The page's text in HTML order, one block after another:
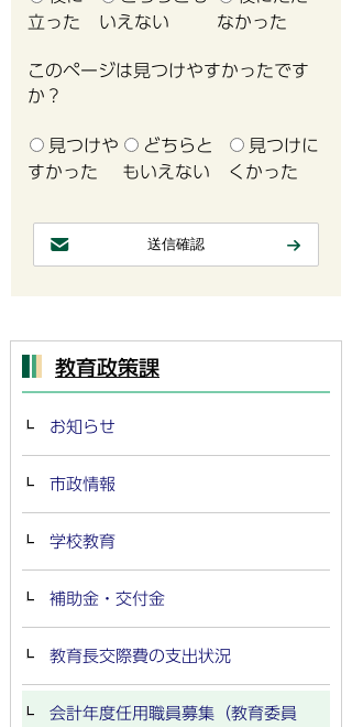
立った
いえない
なかった
このページは見つけやすかったです
か？
見つけや
すかった
どちらと
もいえない
見つけに
くかった
教育政策課
お知らせ
市政情報
学校教育
補助金・交付金
教育長交際費の支出状況
会計年度任用職員募集（教育委員